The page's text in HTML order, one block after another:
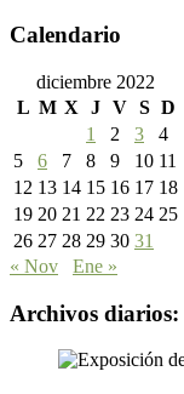
Calendario
diciembre 2022
L M X J V S D
1
2 3
4
5
6 7 8 9 10 11
12 13 14 15 16 17 18
19 20 21 22 23 24 25
26 27 28 29 30 31
« Nov
Ene »
Archivos diarios: